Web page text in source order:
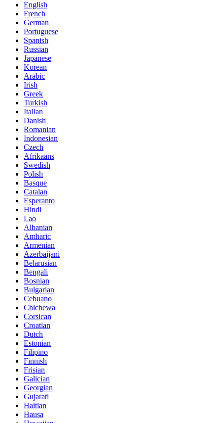
English
French
German
Portuguese
Spanish
Russian
Japanese
Korean
Arabic
Irish
Greek
Turkish
Italian
Danish
Romanian
Indonesian
Czech
Afrikaans
Swedish
Polish
Basque
Catalan
Esperanto
Hindi
Lao
Albanian
Amharic
Armenian
Azerbaijani
Belarusian
Bengali
Bosnian
Bulgarian
Cebuano
Chichewa
Corsican
Croatian
Dutch
Estonian
Filipino
Finnish
Frisian
Galician
Georgian
Gujarati
Haitian
Hausa